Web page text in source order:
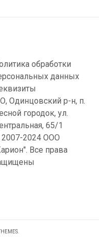
обработки
данных
Одинцовский р-н, п.
городок, ул.
65/1
2024 OOO
Все права